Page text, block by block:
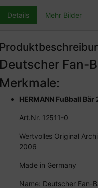
Details Mehr Bilder
Deutscher Fan-
Merkmale:
HERMANN Fußball Bär
Art.Nr. 12511-0
Wertvolles Original
2006
Made in Germany
Name: Deutscher Fan-